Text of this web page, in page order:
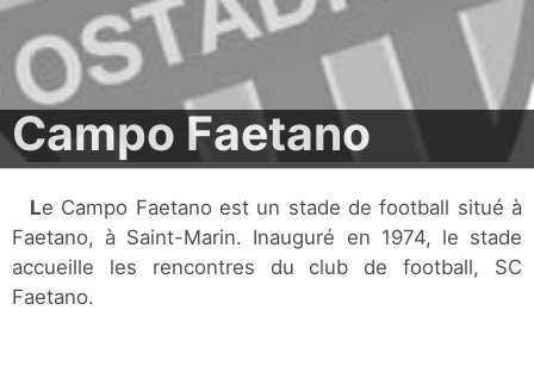
Campo Faetano
Le Campo Faetano est un stade de football situé à
Faetano, à Saint-Marin. Inauguré en 1974, le stade
accueille les rencontres du club de football, SC
Faetano.